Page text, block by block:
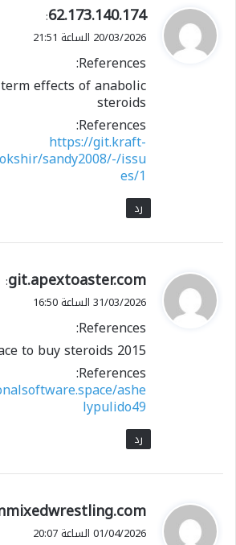
ي
ق
ل
62.173.140.174
:
20/03/2026 الساعة 21:51
References:
effects of anabolic
steroids
References:
https://git.kraft-
sandy2008/-/issu
es/1
رد
ي
ق
ل
git.apextoaster.com
:
31/03/2026 الساعة 16:50
References:
to buy steroids 2015
References:
ashe
lypulido49
رد
ي
ق
01/04/2026 الساعة 20:07